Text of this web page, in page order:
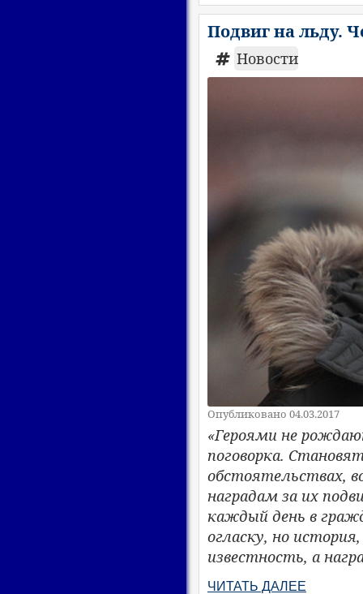
Подвиг на льду.
Новости
Опубликовано 04.03.2017
«Героями не
поговорка.
обстоятельствах,
наградам за их
каждый день в
огласку, но
известность, а
ЧИТАТЬ ДАЛЕЕ